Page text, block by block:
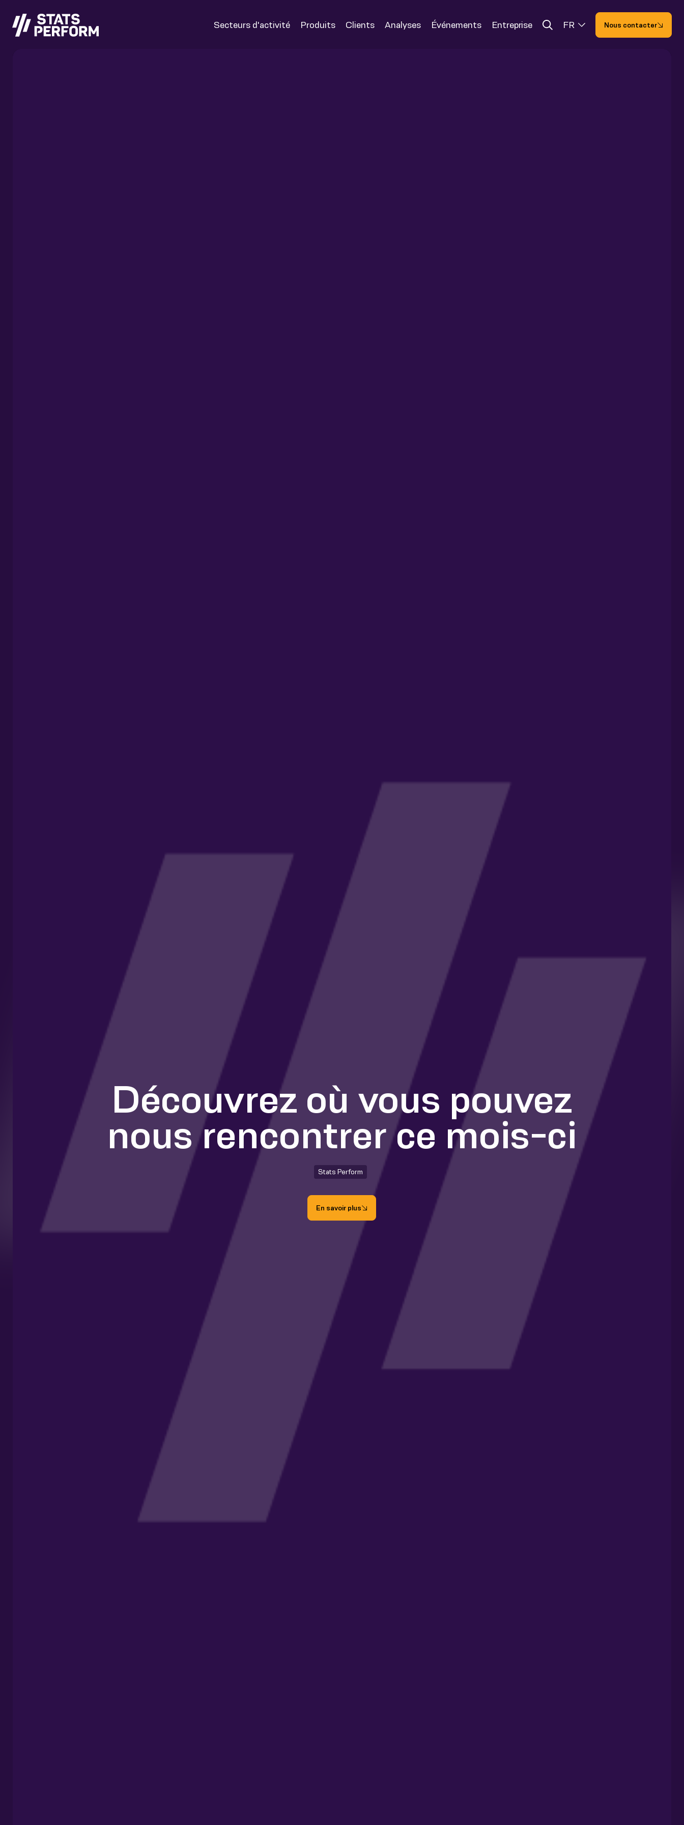
Secteurs d'activité
Produits Clients Analyses Événements Entreprise FR Nous contacter
Découvrez où vous pouvez
nous rencontrer ce mois-ci
Stats Perform
En savoir plus